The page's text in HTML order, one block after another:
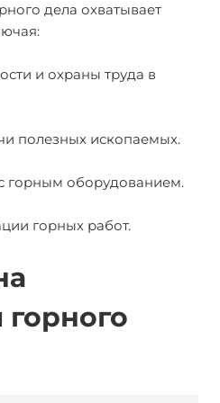
дела охватывает
и охраны труда в
полезных ископаемых.
оборудованием.
горных работ.